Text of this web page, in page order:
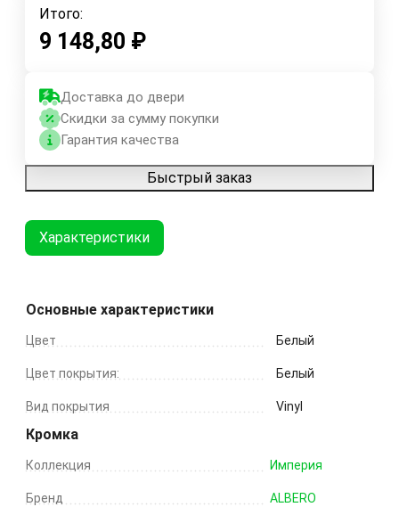
Итого:
9 148,80 ₽
Доставка до двери
Скидки за сумму покупки
Гарантия качества
Быстрый заказ
Характеристики
Основные характеристики
Цвет Белый
Цвет покрытия: Белый
Вид покрытия Vinyl
Кромка
Коллекция Империя
Бренд ALBERO